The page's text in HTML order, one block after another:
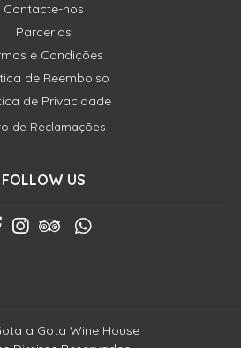
Contacte-nos
Parcerias
e Condições
de Reembolso
de Privacidade
de Reclamações
FOLLOW US
a Gota Wine House